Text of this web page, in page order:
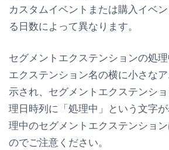
カスタムイベントまたは購入イベ
る日数によって異なります。
セグメントエクステンションの処
エクステンション名の横に小さな
示され、セグメントエクステンシ
理日時列に「処理中」という文字
理中のセグメントエクステンショ
のでご注意ください。